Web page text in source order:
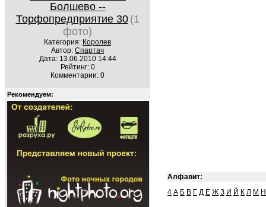
Болшево --
Торфопредприятие 30 (1
фото)
Категория: Королев
Автор: Спартач
Дата: 13.06.2010 14:44
Рейтинг: 0
Комментарии: 0
Рекомендуем:
Алфавит:
4 А Б В Г Д Е Ж З И Й К Л М Н